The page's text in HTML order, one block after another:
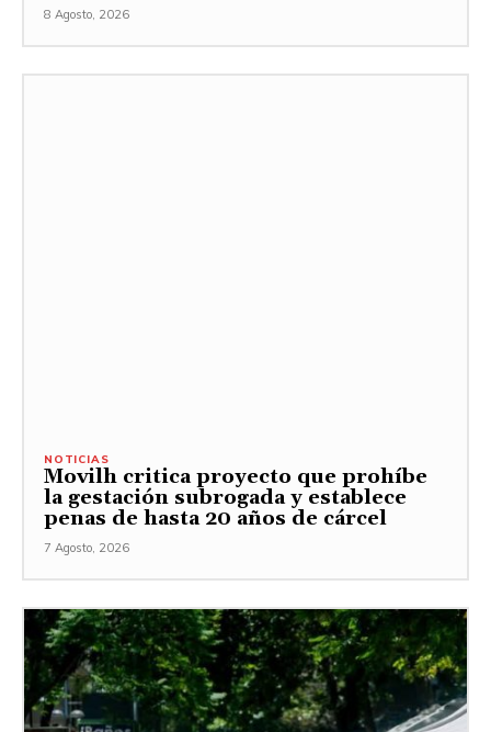
8 Agosto, 2026
NOTICIAS
Movilh critica proyecto que prohíbe
la gestación subrogada y establece
penas de hasta 20 años de cárcel
7 Agosto, 2026